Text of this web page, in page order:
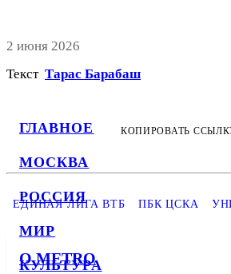
ГЛАВНОЕ
МОСКВА
РОССИЯ
МИР
КУЛЬТУРА
2 июня 2026
Текст Тарас Барабаш
КОПИРОВАТЬ
ЕДИНАЯ ЛИГА ВТБ ПБК ЦСКА
О METRO